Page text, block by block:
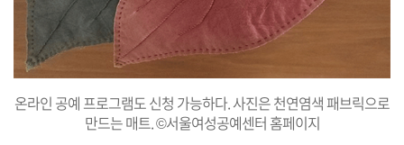
온라인 공예 프로그램도 신청 가능하다. 사진은 천연염색 패브릭으로
만드는 매트. ©서울여성공예센터 홈페이지